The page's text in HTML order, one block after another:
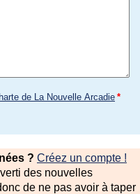
de La Nouvelle Arcadie *
? Créez un compte !
des nouvelles
de ne pas avoir à taper